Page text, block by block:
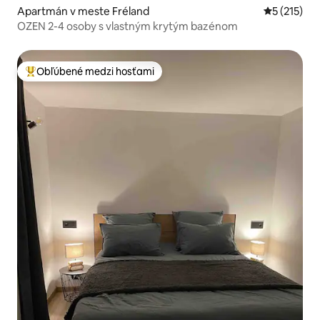
Apartmán v meste Fréland Priemerné
5 (215)
OZEN 2-4 osoby s vlastným krytým bazénom
Najobľúbenejšie medzi hosťami
Obľúbené medzi hosťami